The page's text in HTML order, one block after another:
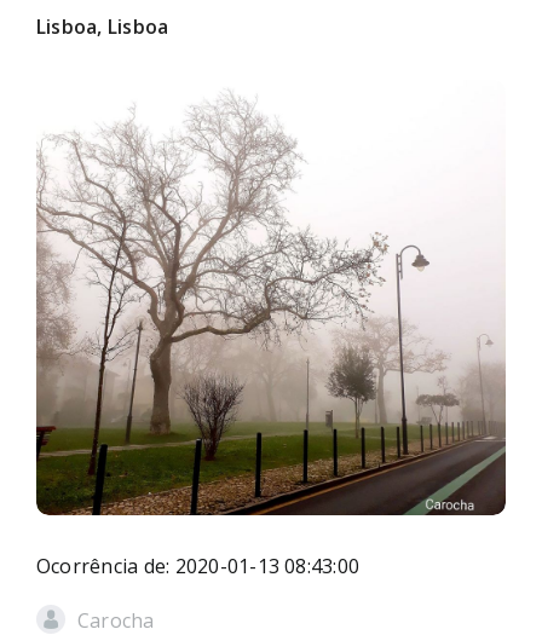
F.A.Q.
Novo relato
Lisboa, Lisboa
Ocorrência de: 2020-01-13 08:43:00
Carocha